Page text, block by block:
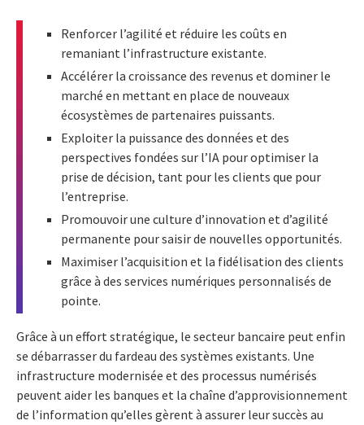
Renforcer l’agilité et réduire les coûts en
remaniant l’infrastructure existante.
Accélérer la croissance des revenus et dominer le
marché en mettant en place de nouveaux
écosystèmes de partenaires puissants.
Exploiter la puissance des données et des
perspectives fondées sur l’IA pour optimiser la
prise de décision, tant pour les clients que pour
l’entreprise.
Promouvoir une culture d’innovation et d’agilité
permanente pour saisir de nouvelles opportunités.
Maximiser l’acquisition et la fidélisation des clients
grâce à des services numériques personnalisés de
pointe.
Grâce à un effort stratégique, le secteur bancaire peut enfin
se débarrasser du fardeau des systèmes existants. Une
infrastructure modernisée et des processus numérisés
peuvent aider les banques et la chaîne d’approvisionnement
de l’information qu’elles gèrent à assurer leur succès au